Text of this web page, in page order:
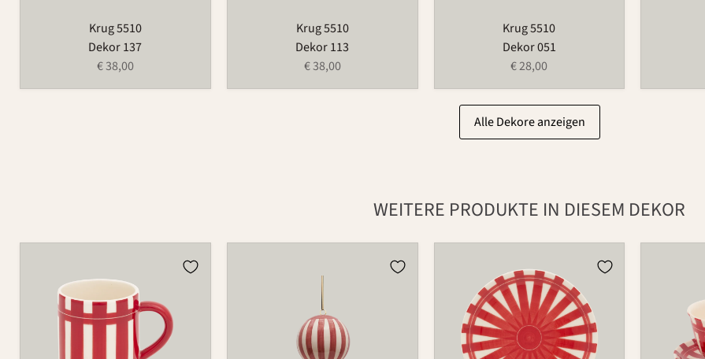
Krug 5510
Dekor 137
€ 38,00
Krug 5510
Dekor 113
€ 38,00
Krug 5510
Dekor 051
€ 28,00
Alle Dekore anzeigen
WEITERE PRODUKTE IN DIESEM DEKOR